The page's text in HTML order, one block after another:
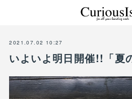
2021.07.02 10:27
いよいよ明日開催!!「夏